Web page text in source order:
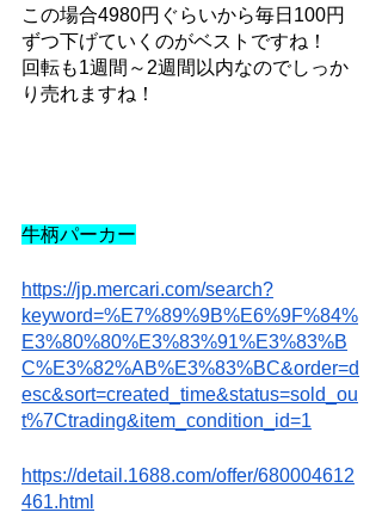
この場合4980円ぐらいから毎日100円
ずつ下げていくのがベストですね！
回転も1週間～2週間以内なのでしっか
り売れますね！
牛柄パーカー
https://jp.mercari.com/search?
keyword=%E7%89%9B%E6%9F%84%
E3%80%80%E3%83%91%E3%83%B
C%E3%82%AB%E3%83%BC&order=d
esc&sort=created_time&status=sold_ou
t%7Ctrading&item_condition_id=1
https://detail.1688.com/offer/680004612
461.html